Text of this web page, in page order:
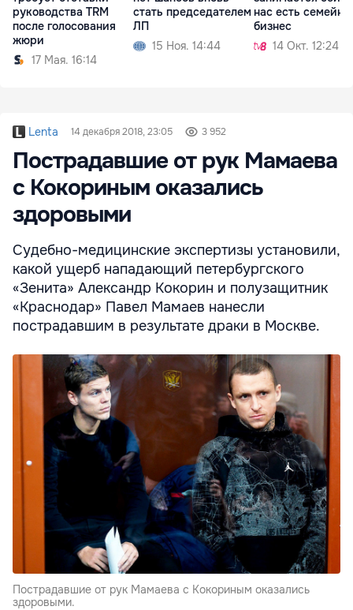
руководства TRM
после голосования
жюри
17 Мая. 16:14
стать председателем
ЛП
15 Ноя. 14:44
нас есть
бизнес
14 Окт. 12:24
Lenta 14 декабря 2018, 23:05 3 952
Пострадавшие от рук Мамаева
с Кокориным оказались
здоровыми
Судебно-медицинские экспертизы установили,
какой ущерб нападающий петербургского
«Зенита» Александр Кокорин и полузащитник
«Краснодар» Павел Мамаев нанесли
пострадавшим в результате драки в Москве.
Пострадавшие от рук Мамаева с Кокориным оказались
здоровыми.